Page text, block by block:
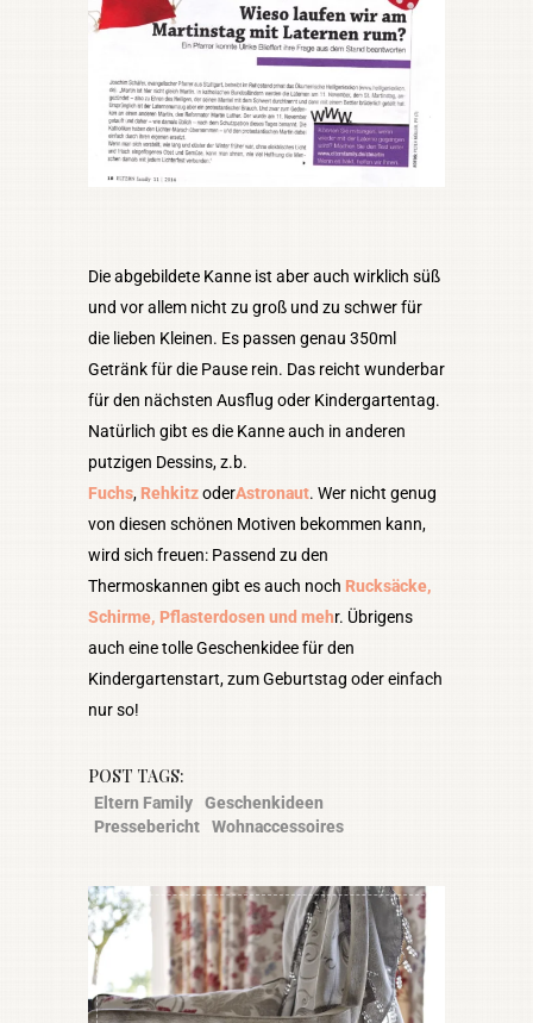
Die abgebildete Kanne ist aber auch wirklich süß
und vor allem nicht zu groß und zu schwer für
die lieben Kleinen. Es passen genau 350ml
Getränk für die Pause rein. Das reicht wunderbar
für den nächsten Ausflug oder Kindergartentag.
Natürlich gibt es die Kanne auch in anderen
putzigen Dessins, z.b.
Fuchs, RehkitzoderAstronaut. Wer nicht genug
von diesen schönen Motiven bekommen kann,
wird sich freuen: Passend zu den
Thermoskannen gibt es auch noch Rucksäcke,
Schirme, Pflasterdosen und mehr. Übrigens
auch eine tolle Geschenkidee für den
Kindergartenstart, zum Geburtstag oder einfach
nur so!
POST TAGS:
Eltern Family
Geschenkideen
Pressebericht
Wohnaccessoires